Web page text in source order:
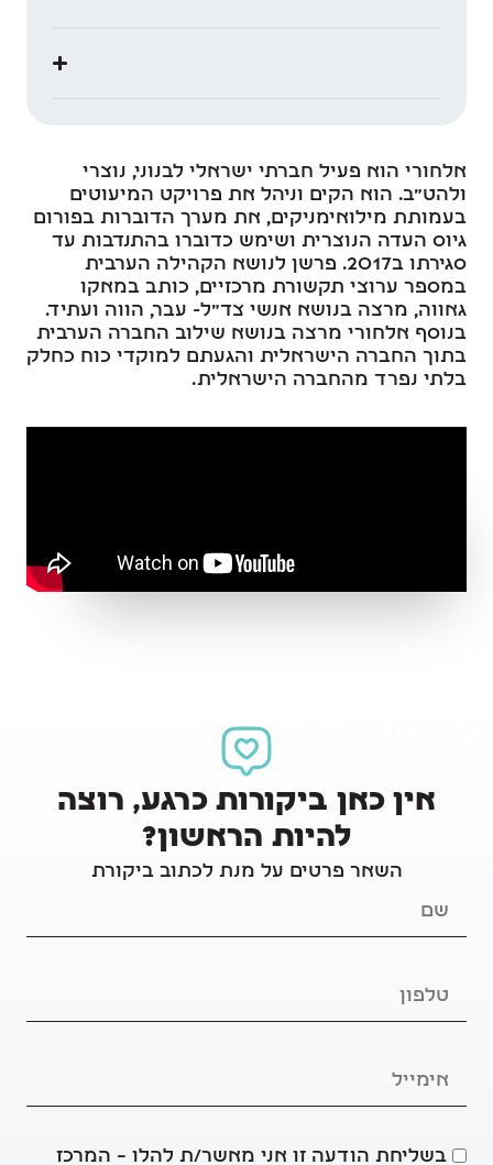
אלחורי הוא פעיל חברתי ישראלי לבנוני, נוצרי
ולהט"ב. הוא הקים וניהל את פרויקט המיעוטים
בעמותת מילואימניקים, את מערך הדוברות בפורום
גיוס העדה הנוצרית ושימש כדוברו בהתנדבות עד
סגירתו ב2017. פרשן לנושא הקהילה הערבית
במספר ערוצי תקשורת מרכזיים, כותב במאקו
גאווה, מרצה בנושא אנשי צד״ל- עבר, הווה ועתיד.
בנוסף אלחורי מרצה בנושא שילוב החברה הערבית
בתוך החברה הישראלית והגעתם למוקדי כוח כחלק
בלתי נפרד מהחברה הישראלית.
כתיבת ביקורת
אין כאן ביקורות כרגע, רוצה
להיות הראשון?
השאר פרטים על מנת לכתוב ביקורת
בשליחת הודעה זו אני מאשר/ת להלו – המרכז